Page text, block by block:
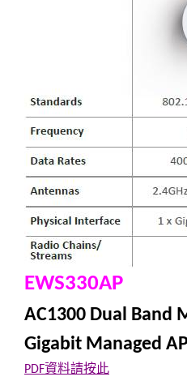
EWS330AP
AC1300 Dual Band
Gigabit Managed
PDF資料請按此